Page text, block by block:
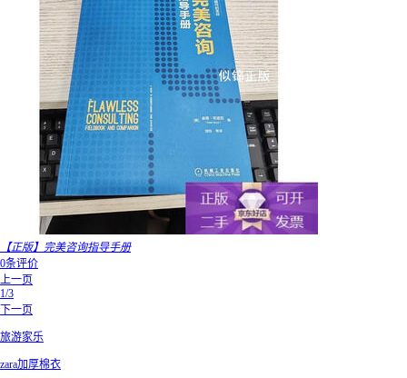
【正版】完美咨询指导手册
0条评价
上一页
1/3
下一页
旅游家乐
zara加厚棉衣